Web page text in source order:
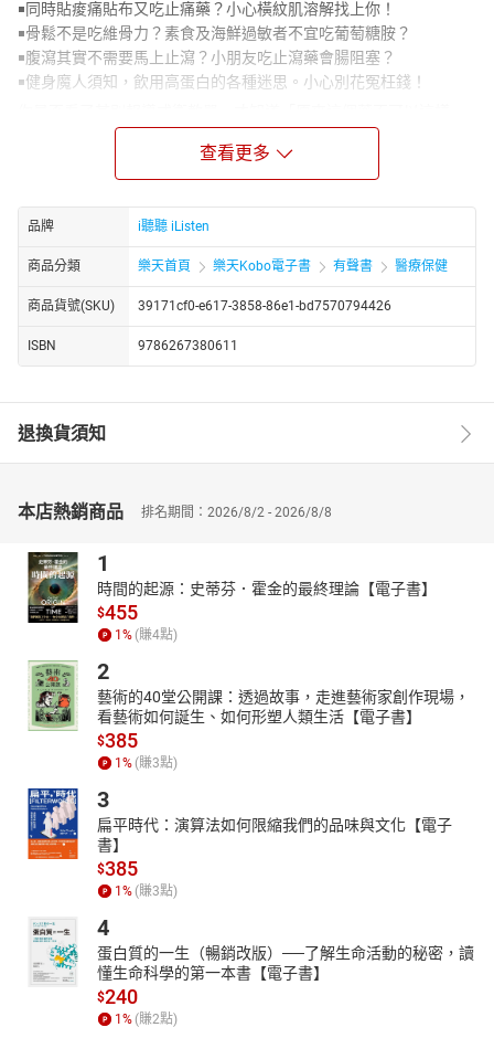
￭同時貼痠痛貼布又吃止痛藥？小心橫紋肌溶解找上你！
￭骨鬆不是吃維骨力？素食及海鮮過敏者不宜吃葡萄糖胺？
￭腹瀉其實不需要馬上止瀉？小朋友吃止瀉藥會腸阻塞？
￭健身魔人須知，飲用高蛋白的各種迷思。小心別花冤枉錢！
當你走進藥局或藥妝店，總是很怕被推銷昂貴卻不適用的營養保健
經常到府服務、耐心提供用藥諮詢的暖氣藥師，用淺顯易懂的文字
解說，
幫助讀者獲得最想知道、最關心的常見內服外用藥和保健食品的正
★作者、朗讀者簡介｜蘇柏名
現為臺北市藥師公會國際事務委員會主任委員。
原在診所服務，後至臺北市立聯合醫院擔任居家安寧專責藥師近六
感，並體認到：醫療必須要符合病人的價值觀和生活習慣，才有機
會成為「有效醫療」的真理。
吻，錄製自己的Podcast節目《今天好想藥》獲得好評，登上i聽聽
書的朗讀者，皆進入博客來有聲書百大排行榜之列，朗讀有聲書作
品包括：《耳鳴，是救命的警鈴》、《過敏的大腦》、《極樂饗
宴》、《聽力保健室》。
蘇藥師希望透過不同管道的衛教，讓民眾對於藥物知識有更多的了
解，正確用藥及保健食品，以維護自己的健康。
〔現任〕
臺北市藥師公會 國際事務委員會 主任委員
中華民國藥師公會全國聯合會 國際事務委員會 副主任委員
總統致贈「國家防疫隊勳章」
衛生福利部食品藥物管理署「藥事服務傑出人員獎」
臺北市政府衛生局「第八屆績優藥事人員」
拍攝「衛福部防疫大作戰」廣告
【有聲書目錄】
藥師是你的好朋友：藥師不是只有發發藥
綜合感冒藥：緩解輕微感冒症狀的好幫手
止痛退燒藥：有效緩解疼痛
腸胃藥：釐清症狀才能對症下藥
痠痛貼布・藥膏・噴劑：舒緩局部疼痛的好選擇
查看更多
品牌 i聽聽 iListen
商品分類 樂天首頁 樂天Kobo電子書 有聲書 醫療保健
商品貨號(SKU) 39171cf0-e617-3858-86e1-bd7570794426
ISBN 9786267380611
退換貨須知
本店熱銷商品 排名期間：2026/8/2 - 2026/8/8
1
時間的起源：史蒂芬．霍金的最終理論【電子書】
$455
1 % (賺4點)
2
藝術的40堂公開課：透過故事，走進藝術家創作現場，
看藝術如何誕生、如何形塑人類生活【電子書】
$385
1 % (賺3點)
3
扁平時代：演算法如何限縮我們的品味與文化【電子
書】
$385
1 % (賺3點)
4
蛋白質的一生（暢銷改版）──了解生命活動的秘密，讀
懂生命科學的第一本書【電子書】
$240
1 % (賺2點)